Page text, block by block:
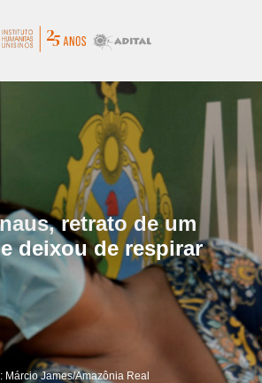
retrato de um
deixou de respirar
Márcio James/Amazônia Real